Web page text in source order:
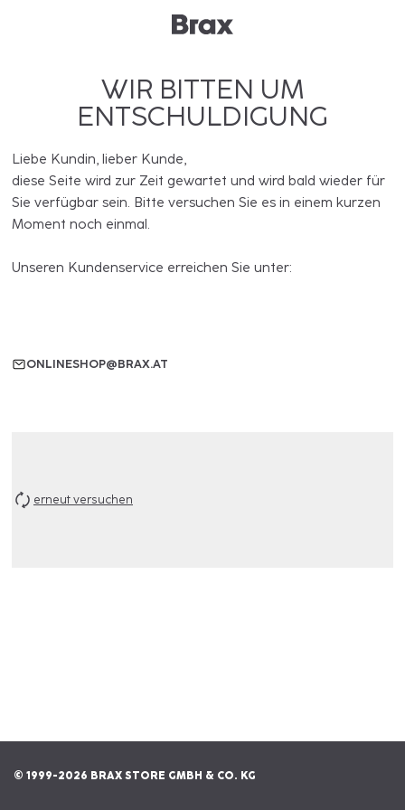
WIR BITTEN UM
ENTSCHULDIGUNG
Liebe Kundin, lieber Kunde,
diese Seite wird zur Zeit gewartet und wird bald wieder für
Sie verfügbar sein. Bitte versuchen Sie es in einem kurzen
Moment noch einmal.
Unseren Kundenservice erreichen Sie unter:
ONLINESHOP@BRAX.AT
erneut versuchen
© 1999-2026 BRAX STORE GMBH & CO. KG